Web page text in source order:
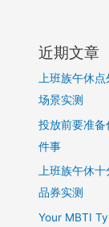
近期文章
上班族午休
场景实测
投放前要准
件事
上班族午休
品券实测
Your MBTI